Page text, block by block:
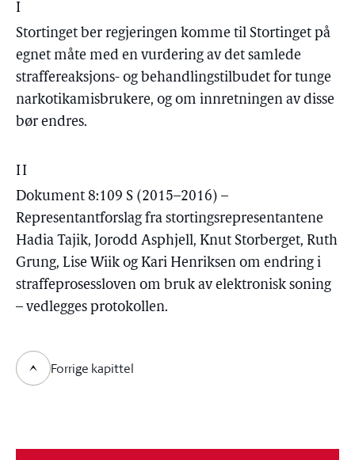
I
Stortinget ber regjeringen komme til Stortinget på
egnet måte med en vurdering av det samlede
straffereaksjons- og behandlingstilbudet for tunge
narkotikamisbrukere, og om innretningen av disse
bør endres.
II
Dokument 8:109 S (2015–2016) –
Representantforslag fra stortingsrepresentantene
Hadia Tajik, Jorodd Asphjell, Knut Storberget, Ruth
Grung, Lise Wiik og Kari Henriksen om endring i
straffeprosessloven om bruk av elektronisk soning
– vedlegges protokollen.
Forrige kapittel